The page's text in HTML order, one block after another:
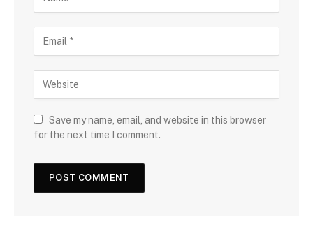
Save my name, email, and website in this browser
for the next time I comment.